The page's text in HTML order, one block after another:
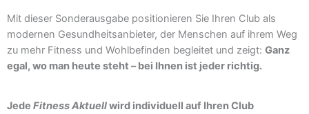
Mit dieser Sonderausgabe positionieren Sie Ihren Club als
modernen Gesundheitsanbieter, der Menschen auf ihrem Weg
zu mehr Fitness und Wohlbefinden begleitet und zeigt: Ganz
egal, wo man heute steht – bei Ihnen ist jeder richtig.
Jede Fitness Aktuellwird individuell auf Ihren Club